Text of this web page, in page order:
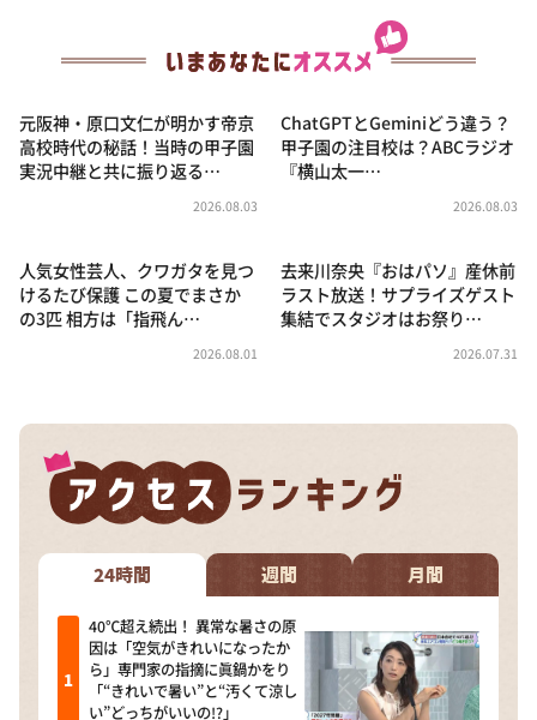
元阪神・原口文仁が明かす帝京
高校時代の秘話！当時の甲子園
実況中継と共に振り返る…
2026.08.03
ChatGPTとGeminiどう違う？
甲子園の注目校は？ABCラジオ
『横山太一…
2026.08.03
人気女性芸人、クワガタを見つ
けるたび保護 この夏でまさか
の3匹 相方は「指飛ん…
2026.08.01
去来川奈央『おはパソ』産休前
ラスト放送！サプライズゲスト
集結でスタジオはお祭り…
2026.07.31
24時間 週間 月間
40℃超え続出！ 異常な暑さの原
因は「空気がきれいになったか
ら」専門家の指摘に眞鍋かをり
「“きれいで暑い”と“汚くて涼し
い”どっちがいいの!?」